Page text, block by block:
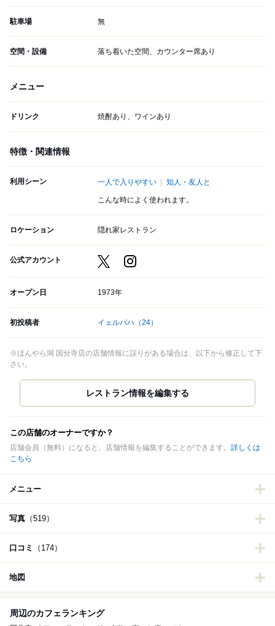
駐車場 無
空間・設備 落ち着いた空間、カウンター席あり
メニュー
ドリンク 焼酎あり、ワインあり
特徴・関連情報
利用シーン 一人で入りやすい 知人・友人と
こんな時によく使われます。
ロケーション 隠れ家レストラン
公式アカウント
オープン日 1973年
初投稿者 イェルパハ （24）
※ほんやら洞 国分寺店の店舗情報に誤りがある場合は、以下から修正して下
さい。
この店舗のオーナーですか？
店舗会員（無料）になると、店舗情報を編集することができます。 詳しくは
こちら
メニュー
写真 （519）
口コミ （174）
地図
周辺のカフェランキング